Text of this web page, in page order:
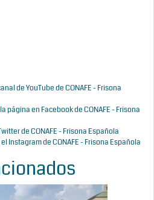
de YouTube de CONAFE - Frisona
página en Facebook de CONAFE - Frisona
de CONAFE - Frisona Española
Instagram de CONAFE - Frisona Española